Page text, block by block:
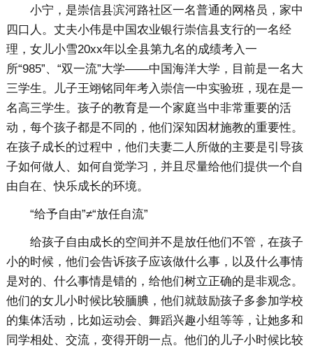
小宁，是崇信县滨河路社区一名普通的网格员，家中
四口人。丈夫小伟是中国农业银行崇信县支行的一名经
理，女儿小雪20xx年以全县第九名的成绩考入一
所“985”、“双一流”大学——中国海洋大学，目前是一名大
三学生。儿子王翊铭同年考入崇信一中实验班，现在是一
名高三学生。孩子的教育是一个家庭当中非常重要的活
动，每个孩子都是不同的，他们深知因材施教的重要性。
在孩子成长的过程中，他们夫妻二人所做的主要是引导孩
子如何做人、如何自觉学习，并且尽量给他们提供一个自
由自在、快乐成长的环境。
“给予自由”≠“放任自流”
给孩子自由成长的空间并不是放任他们不管，在孩子
小的时候，他们会告诉孩子应该做什么事，以及什么事情
是对的、什么事情是错的，给他们树立正确的是非观念。
他们的女儿小时候比较腼腆，他们就鼓励孩子多参加学校
的集体活动，比如运动会、舞蹈兴趣小组等等，让她多和
同学相处、交流，变得开朗一点。他们的儿子小时候比较